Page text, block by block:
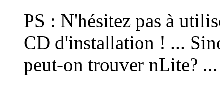
PS : N'hésitez pas à
CD d'installation ! ...
peut-on trouver nLite? ...